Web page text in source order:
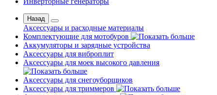
Назад
Аксессуары и расходные материалы
Комплектующие для мотобуров
Аккумуляторы и зарядные устройства
Аксессуары для виброплит
Аксессуары для моек высокого давления
Аксессуары для снегоуборщиков
Аксессуары для триммеров